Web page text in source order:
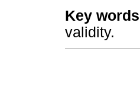
Key
validity.